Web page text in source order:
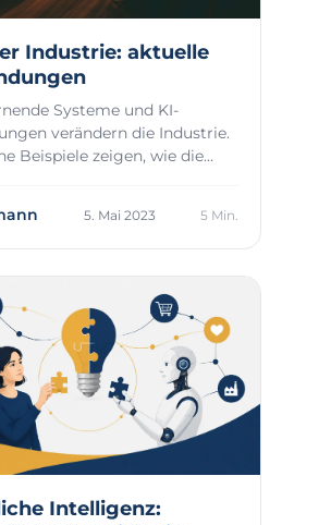
Industrie: aktuelle
Systeme und KI-
verändern die Industrie.
Beispiele zeigen, wie die
5. Mai 2023 5 Min.
Intelligenz: